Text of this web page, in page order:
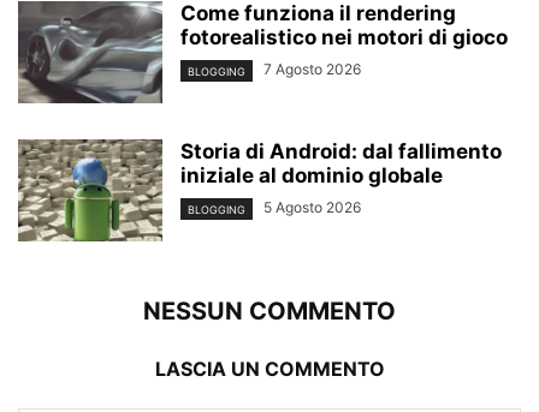
Come funziona il rendering
fotorealistico nei motori di gioco
BLOGGING 7 Agosto 2026
Storia di Android: dal fallimento
iniziale al dominio globale
BLOGGING 5 Agosto 2026
NESSUN COMMENTO
LASCIA UN COMMENTO